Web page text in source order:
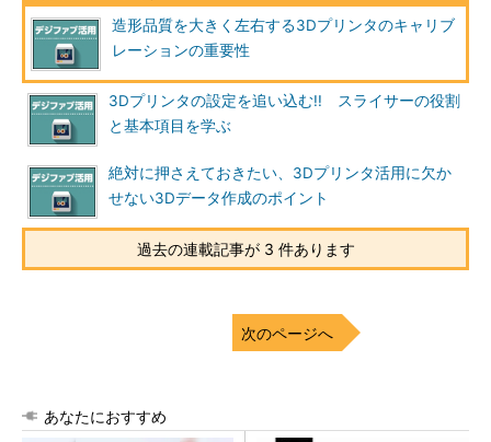
造形品質を大きく左右する3Dプリンタのキャリブ
レーションの重要性
3Dプリンタの設定を追い込む!! スライサーの役割
と基本項目を学ぶ
絶対に押さえておきたい、3Dプリンタ活用に欠か
せない3Dデータ作成のポイント
過去の連載記事が 3 件あります
次のページへ
あなたにおすすめ